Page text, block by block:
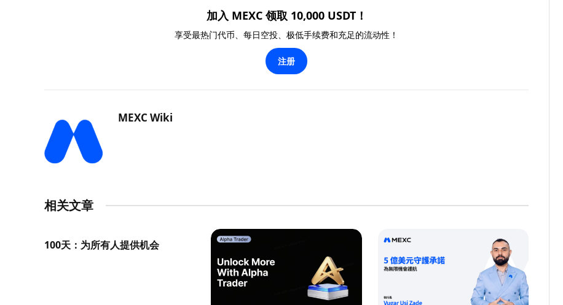
加入 MEXC 领取 10,000 USDT！
享受最热门代币、每日空投、极低手续费和充足的流动性！
注册
MEXC Wiki
相关文章
100天：为所有人提供机会